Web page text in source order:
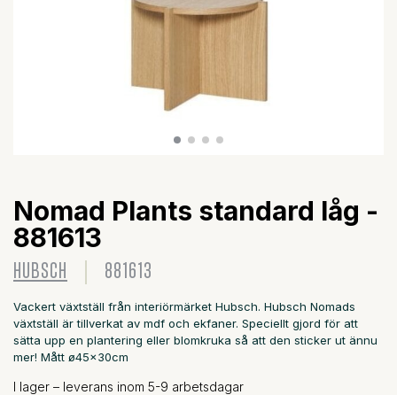
Nomad Plants standard låg -
881613
HUBSCH 881613
Vackert växtställ från interiörmärket Hubsch. Hubsch Nomads
växtställ är tillverkat av mdf och ekfaner. Speciellt gjord för att
sätta upp en plantering eller blomkruka så att den sticker ut ännu
mer! Mått ø45x30cm
I lager – leverans inom 5-9 arbetsdagar